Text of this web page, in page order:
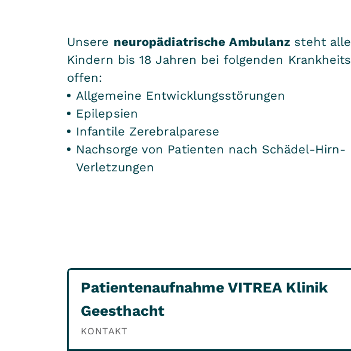
Unsere neuropädiatrische Ambulanz steht
Kindern bis 18 Jahren bei folgenden
offen:
Allgemeine Entwicklungsstörungen
Epilepsien
Infantile Zerebralparese
Nachsorge von Patienten nach Schädel-Hirn-
Verletzungen
Patientenaufnahme VITREA Klinik
Geesthacht
KONTAKT